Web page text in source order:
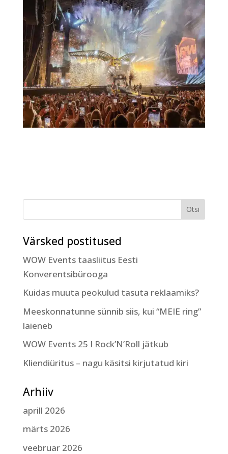
Värsked postitused
WOW Events taasliitus Eesti
Konverentsibürooga
Kuidas muuta peokulud tasuta reklaamiks?
Meeskonnatunne sünnib siis, kui “MEIE ring”
laieneb
WOW Events 25 I Rock’N’Roll jätkub
Kliendiüritus – nagu käsitsi kirjutatud kiri
Arhiiv
aprill 2026
märts 2026
veebruar 2026